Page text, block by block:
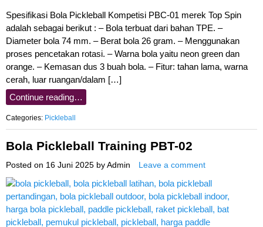
Spesifikasi Bola Pickleball Kompetisi PBC-01 merek Top Spin
adalah sebagai berikut : – Bola terbuat dari bahan TPE. –
Diameter bola 74 mm. – Berat bola 26 gram. – Menggunakan
proses pencetakan rotasi. – Warna bola yaitu neon green dan
orange. – Kemasan dus 3 buah bola. – Fitur: tahan lama, warna
cerah, luar ruangan/dalam […]
Continue reading…
Categories: Pickleball
Bola Pickleball Training PBT-02
Posted on 16 Juni 2025 by Admin Leave a comment